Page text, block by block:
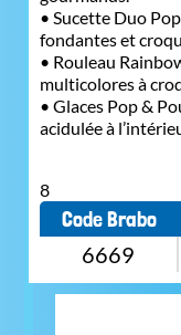
• Sucette Duo
fondantes et
• Rouleau
multicolores à
• Glaces Pop &
acidulée à
8
Code Brabo
6669